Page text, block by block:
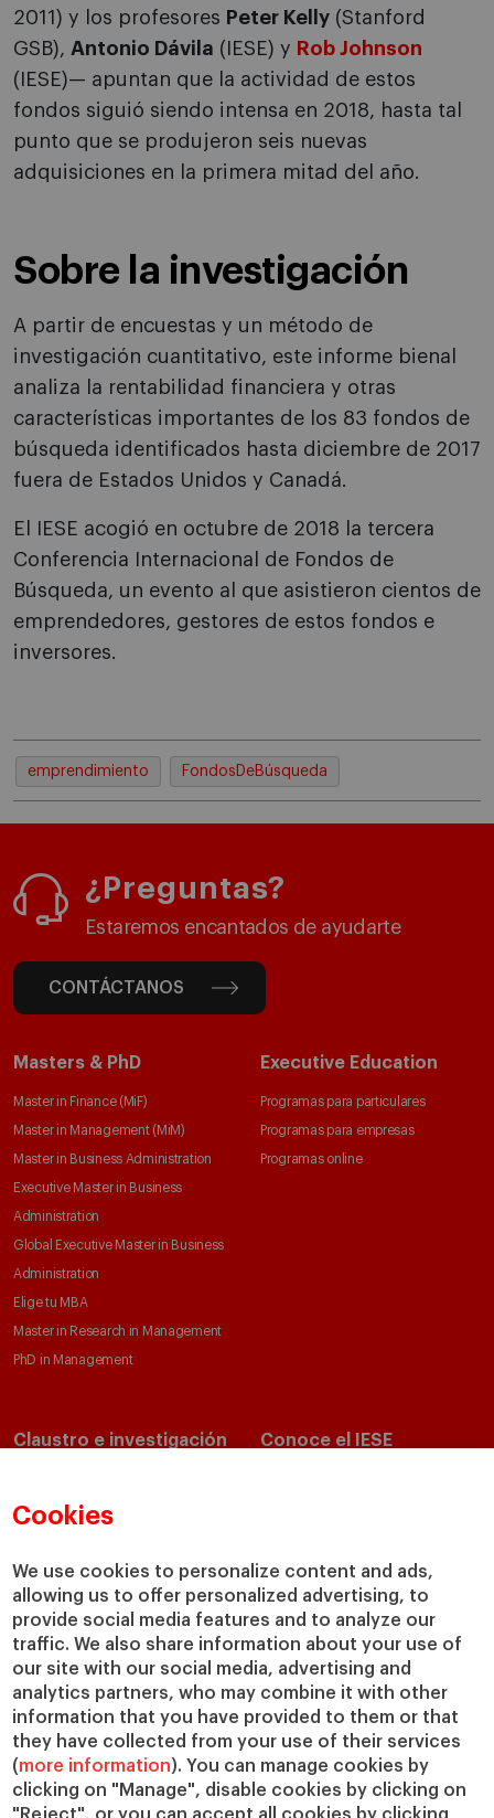
Cookies
We use cookies to personalize content and ads,
allowing us to offer personalized advertising, to
provide social media features and to analyze our
traffic. We also share information about your use of
our site with our social media, advertising and
analytics partners, who may combine it with other
information that you have provided to them or that
they have collected from your use of their services
(more information). You can manage cookies by
clicking on "Manage", disable cookies by clicking on
2011) y los profesores Peter Kelly (Stanford
GSB), Antonio Dávila (IESE) y Rob Johnson
(IESE)— apuntan que la actividad de estos
fondos siguió siendo intensa en 2018, hasta tal
punto que se produjeron seis nuevas
adquisiciones en la primera mitad del año.
Sobre la investigación
A partir de encuestas y un método de
investigación cuantitativo, este informe bienal
analiza la rentabilidad financiera y otras
características importantes de los 83 fondos de
búsqueda identificados hasta diciembre de 2017
fuera de Estados Unidos y Canadá.
El IESE acogió en octubre de 2018 la tercera
Conferencia Internacional de Fondos de
Búsqueda, un evento al que asistieron cientos de
emprendedores, gestores de estos fondos e
inversores.
emprendimiento FondosDeBúsqueda
¿Preguntas?
Estaremos encantados de ayudarte
CONTÁCTANOS
Masters & PhD
Master in Finance (MiF)
Master in Management (MiM)
Master in Business Administration
Executive Master in Business
Administration
Global Executive Master in Business
Administration
Elige tu MBA
Master in Research in Management
PhD in Management
Executive Education
Programas para particulares
Programas para empresas
Programas online
Claustro e investigación
Departamentos académicos
Cátedras
IESE Insight
IESE Publishing
Conoce el IESE
Nuestro impacto
Colabora con el IESE
Servicios
Biblioteca
Canal de Compliance
Capellanía
IESE Shop
Jobs @IESE